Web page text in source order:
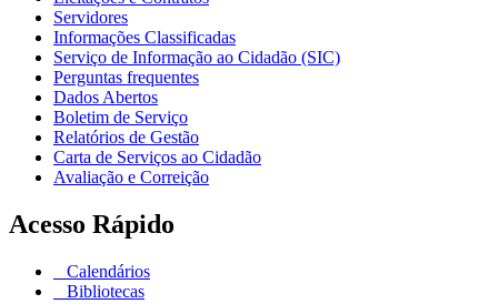
Servidores
Informações Classificadas
Serviço de Informação ao Cidadão (SIC)
Perguntas frequentes
Dados Abertos
Boletim de Serviço
Relatórios de Gestão
Carta de Serviços ao Cidadão
Avaliação e Correição
Acesso Rápido
Calendários
Bibliotecas